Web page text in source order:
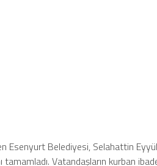
Esenyurt Belediyesi, Selahattin
tamamladı. Vatandaşların kurban